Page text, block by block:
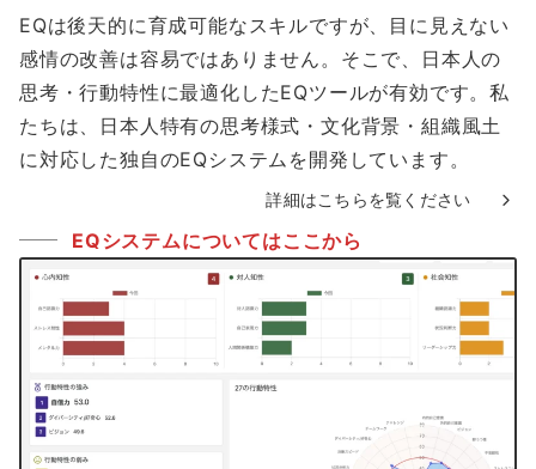
EQは後天的に育成可能なスキルですが、目に見えない
感情の改善は容易ではありません。そこで、日本人の
思考・行動特性に最適化したEQツールが有効です。私
たちは、日本人特有の思考様式・文化背景・組織風土
に対応した独自のEQシステムを開発しています。
詳細はこちらを覧ください
EQシステムについてはここから